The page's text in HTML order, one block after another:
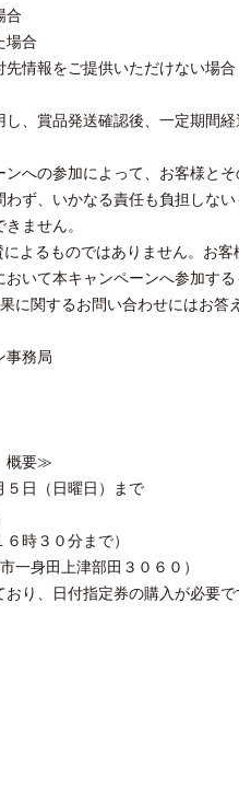
合
場合
先情報をご提供いただけない場合
、賞品発送確認後、一定期間経
への参加によって、お客様と
ず、いかなる責任も負担しない
ません。
よるものではありません。お
いて本キャンペーンへ参加する
に関するお問い合わせにはお答
事務局
概要≫
日（日曜日）まで
時３０分まで）
身田上津部田３０６０）
り、日付指定券の購入が必要